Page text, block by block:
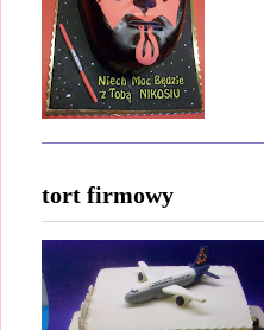
tort firmowy